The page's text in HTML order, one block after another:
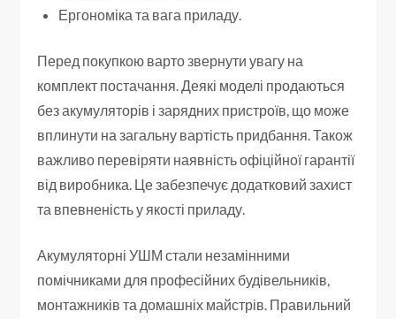
Ергономіка та вага приладу.
Перед покупкою варто звернути увагу на
комплект постачання. Деякі моделі продаються
без акумуляторів і зарядних пристроїв, що може
вплинути на загальну вартість придбання. Також
важливо перевіряти наявність офіційної гарантії
від виробника. Це забезпечує додатковий захист
та впевненість у якості приладу.
Акумуляторні УШМ стали незамінними
помічниками для професійних будівельників,
монтажників та домашніх майстрів. Правильний